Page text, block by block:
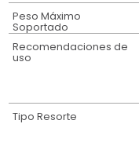
Peso Máximo
Soportado
Recomendaciones de
uso
Tipo Resorte